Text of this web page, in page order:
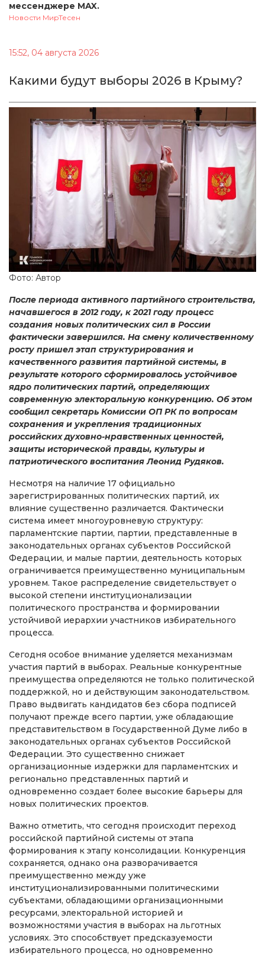
мессенджере MAX.
Новости МирТесен
15:52, 04 августа 2026
Какими будут выборы 2026 в Крыму?
Фото: Автор
После периода активного партийного строительства,
начавшегося в 2012 году, к 2021 году процесс
создания новых политических сил в России
фактически завершился. На смену количественному
росту пришел этап структурирования и
качественного развития партийной системы, в
результате которого сформировалось устойчивое
ядро политических партий, определяющих
современную электоральную конкуренцию. Об этом
сообщил секретарь Комиссии ОП РК по вопросам
сохранения и укрепления традиционных
российских духовно-нравственных ценностей,
защиты исторической правды, культуры и
патриотического воспитания Леонид Рудяков.
Несмотря на наличие 17 официально
зарегистрированных политических партий, их
влияние существенно различается. Фактически
система имеет многоуровневую структуру:
парламентские партии, партии, представленные в
законодательных органах субъектов Российской
Федерации, и малые партии, деятельность которых
ограничивается преимущественно муниципальным
уровнем. Такое распределение свидетельствует о
высокой степени институционализации
политического пространства и формировании
устойчивой иерархии участников избирательного
процесса.
Сегодня особое внимание уделяется механизмам
участия партий в выборах. Реальные конкурентные
преимущества определяются не только политической
поддержкой, но и действующим законодательством.
Право выдвигать кандидатов без сбора подписей
получают прежде всего партии, уже обладающие
представительством в Государственной Думе либо в
законодательных органах субъектов Российской
Федерации. Это существенно снижает
организационные издержки для парламентских и
регионально представленных партий и
одновременно создает более высокие барьеры для
новых политических проектов.
Важно отметить, что сегодня происходит переход
российской партийной системы от этапа
формирования к этапу консолидации. Конкуренция
сохраняется, однако она разворачивается
преимущественно между уже
институционализированными политическими
субъектами, обладающими организационными
ресурсами, электоральной историей и
возможностями участия в выборах на льготных
условиях. Это способствует предсказуемости
избирательного процесса, но одновременно